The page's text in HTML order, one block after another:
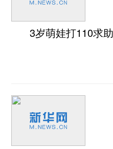
3岁萌娃打110求